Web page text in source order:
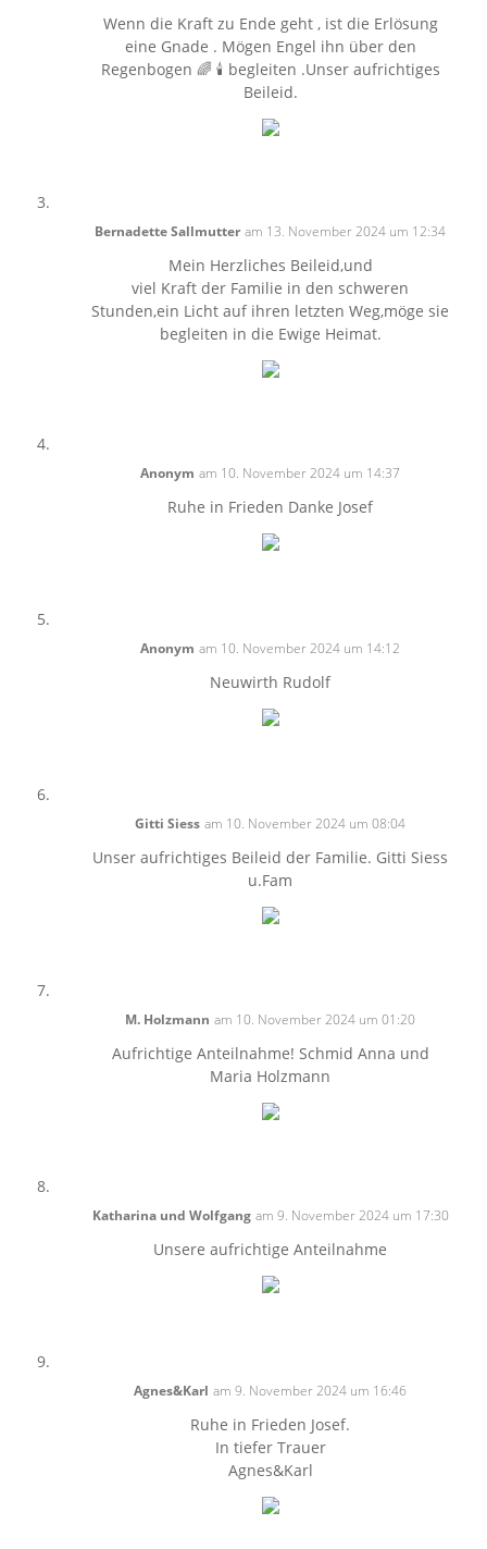
Wenn die Kraft zu Ende geht , ist die Erlösung
eine Gnade . Mögen Engel ihn über den
Regenbogen 🌈 🕯️ begleiten .Unser aufrichtiges
Beileid.
Bernadette Sallmutter am 13. November 2024 um 12:34
Mein Herzliches Beileid,und
viel Kraft der Familie in den schweren
Stunden,ein Licht auf ihren letzten Weg,möge sie
begleiten in die Ewige Heimat.
Anonym am 10. November 2024 um 14:37
Ruhe in Frieden Danke Josef
Anonym am 10. November 2024 um 14:12
Neuwirth Rudolf
Gitti Siess am 10. November 2024 um 08:04
Unser aufrichtiges Beileid der Familie. Gitti Siess
u.Fam
M. Holzmann am 10. November 2024 um 01:20
Aufrichtige Anteilnahme! Schmid Anna und
Maria Holzmann
Katharina und Wolfgang am 9. November 2024 um 17:30
Unsere aufrichtige Anteilnahme
Agnes&Karl am 9. November 2024 um 16:46
Ruhe in Frieden Josef.
In tiefer Trauer
Agnes&Karl